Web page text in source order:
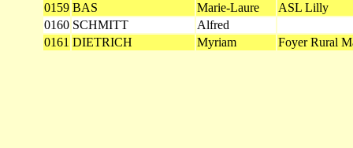
0159 BAS Marie-Laure
ASL Lilly
0160 SCHMITT
Alfred
0161 DIETRICH Myriam Foyer Rural